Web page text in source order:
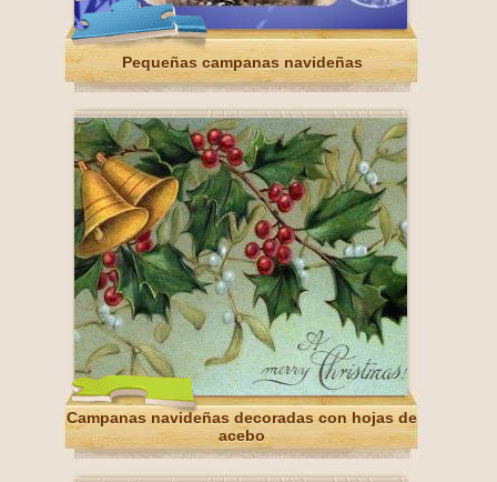
Pequeñas campanas navideñas
Campanas navideñas decoradas con hojas de
acebo